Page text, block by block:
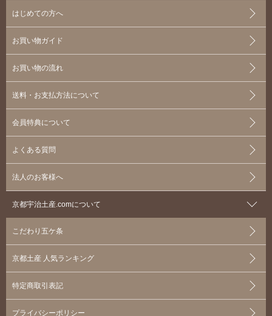
はじめての方へ
お買い物ガイド
お買い物の流れ
送料・お支払方法について
会員特典について
よくある質問
法人のお客様へ
京都宇治土産.comについて
こだわり五ケ条
京都土産 人気ランキング
特定商取引表記
プライバシーポリシー